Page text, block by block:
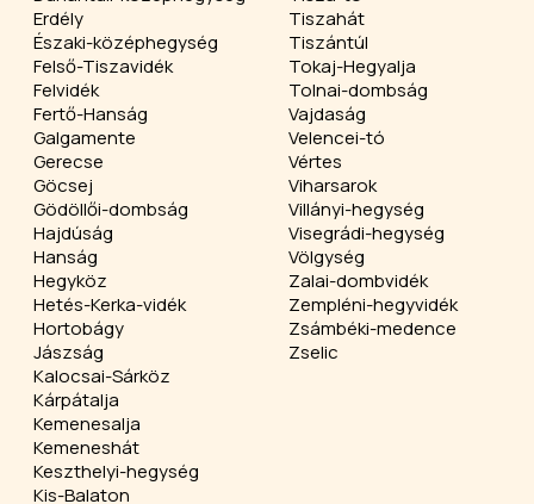
Erdély
Északi-középhegység
Felső-Tiszavidék
Felvidék
Fertő-Hanság
Galgamente
Gerecse
Göcsej
Gödöllői-dombság
Hajdúság
Hanság
Hegyköz
Hetés-Kerka-vidék
Hortobágy
Jászság
Kalocsai-Sárköz
Kárpátalja
Kemenesalja
Kemeneshát
Keszthelyi-hegység
Kis-Balaton
Tiszahát
Tiszántúl
Tokaj-Hegyalja
Tolnai-dombság
Vajdaság
Velencei-tó
Vértes
Viharsarok
Villányi-hegység
Visegrádi-hegység
Völgység
Zalai-dombvidék
Zempléni-hegyvidék
Zsámbéki-medence
Zselic